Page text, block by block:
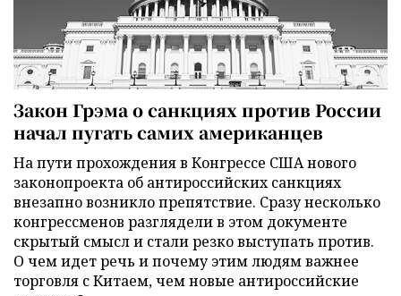
Закон Грэма о санкциях против России
начал пугать самих американцев
На пути прохождения в Конгрессе США нового
законопроекта об антироссийских санкциях
внезапно возникло препятствие. Сразу несколько
конгрессменов разглядели в этом документе
скрытый смысл и стали резко выступать против.
О чем идет речь и почему этим людям важнее
торговля с Китаем, чем новые антироссийские